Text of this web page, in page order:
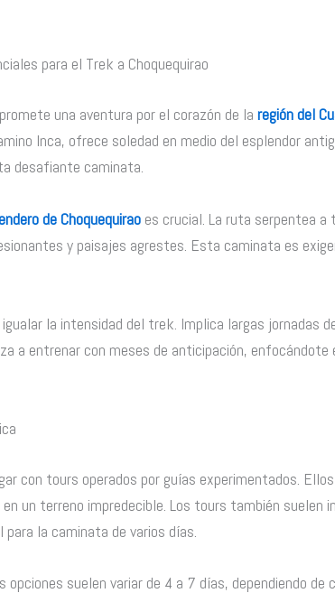
para el Trek a Choquequirao
una aventura por el corazón de la región del
Inca, ofrece soledad en medio del esplendor
desafiante caminata.
de Choquequirao es crucial. La ruta serpentea a
y paisajes agrestes. Esta caminata es
la intensidad del trek. Implica largas jornadas
a entrenar con meses de anticipación, enfocándote
con tours operados por guías experimentados.
un terreno impredecible. Los tours también suelen
la caminata de varios días.
opciones suelen variar de 4 a 7 días, dependiendo de